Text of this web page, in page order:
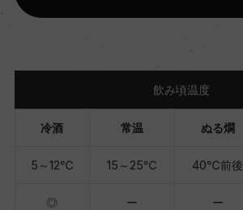
飲み頃温度
冷酒 常温 ぬる燗
5～12℃ 15～25℃ 40℃前後
◎ ー ー